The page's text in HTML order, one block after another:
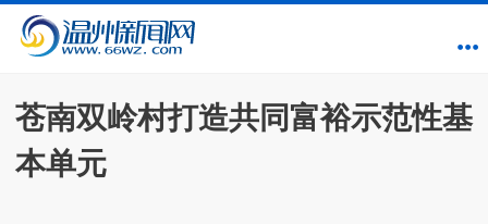
苍南双岭村打造共同富裕示范性基
本单元